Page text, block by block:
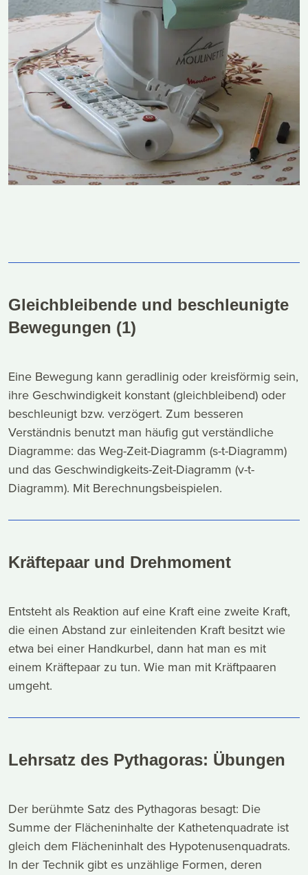
Gleichbleibende und beschleunigte
Bewegungen (1)
Eine Bewegung kann geradlinig oder kreisförmig sein,
ihre Geschwindigkeit konstant (gleichbleibend) oder
beschleunigt bzw. verzögert. Zum besseren
Verständnis benutzt man häufig gut verständliche
Diagramme: das Weg-Zeit-Diagramm (s-t-Diagramm)
und das Geschwindigkeits-Zeit-Diagramm (v-t-
Diagramm). Mit Berechnungsbeispielen.
Kräftepaar und Drehmoment
Entsteht als Reaktion auf eine Kraft eine zweite Kraft,
die einen Abstand zur einleitenden Kraft besitzt wie
etwa bei einer Handkurbel, dann hat man es mit
einem Kräftepaar zu tun. Wie man mit Kräftpaaren
umgeht.
Lehrsatz des Pythagoras: Übungen
Der berühmte Satz des Pythagoras besagt: Die
Summe der Flächeninhalte der Kathetenquadrate ist
gleich dem Flächeninhalt des Hypotenusenquadrats.
In der Technik gibt es unzählige Formen, deren